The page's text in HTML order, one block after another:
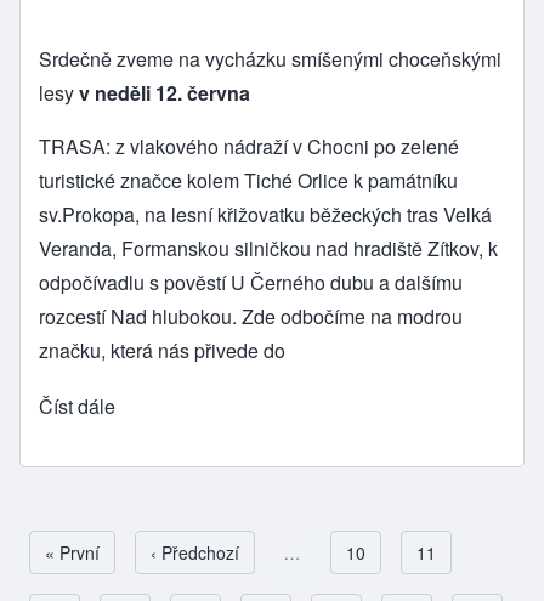
Srdečně zveme na vycházku smíšenými choceňskými
lesyv neděli 12. června
TRASA: z vlakového nádraží v Chocni po zelené
turistické značce kolem Tiché Orlice k památníku
sv.Prokopa, na lesní křižovatku běžeckých tras Velká
Veranda, Formanskou silničkou nad hradiště Zítkov, k
odpočívadlu s pověstí U Černého dubu a dalšímu
rozcestí Nad hlubokou. Zde odbočíme na modrou
značku, která nás přivede do
Číst dále
First page
« První Předchozí stránka
‹ Předchozí … Page
10 Page
11